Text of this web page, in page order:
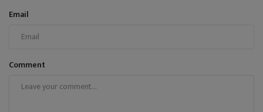
Email
Comment